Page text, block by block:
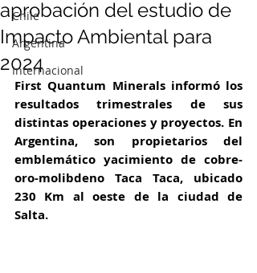
Chile
Argentina
Internacional
aprobación del estudio de
Impacto Ambiental para
2024
First Quantum Minerals informó los
resultados trimestrales de sus
distintas operaciones y proyectos. En
Argentina, son propietarios del
emblemático yacimiento de cobre-
oro-molibdeno Taca Taca, ubicado
230 Km al oeste de la ciudad de
Salta.